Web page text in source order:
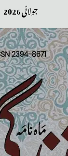
جولائی 2026